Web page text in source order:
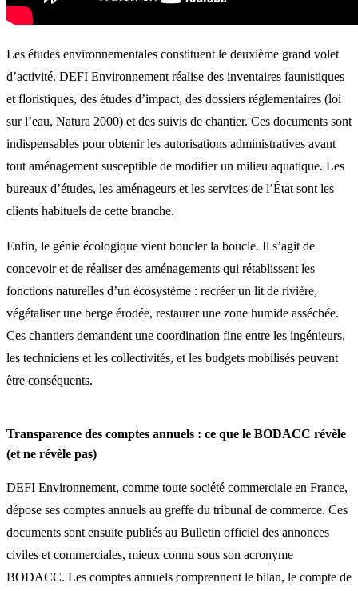
Les études environnementales constituent le deuxième grand volet
d’activité. DEFI Environnement réalise des inventaires faunistiques
et floristiques, des études d’impact, des dossiers réglementaires (loi
sur l’eau, Natura 2000) et des suivis de chantier. Ces documents sont
indispensables pour obtenir les autorisations administratives avant
tout aménagement susceptible de modifier un milieu aquatique. Les
bureaux d’études, les aménageurs et les services de l’État sont les
clients habituels de cette branche.
Enfin, le génie écologique vient boucler la boucle. Il s’agit de
concevoir et de réaliser des aménagements qui rétablissent les
fonctions naturelles d’un écosystème : recréer un lit de rivière,
végétaliser une berge érodée, restaurer une zone humide asséchée.
Ces chantiers demandent une coordination fine entre les ingénieurs,
les techniciens et les collectivités, et les budgets mobilisés peuvent
être conséquents.
Transparence des comptes annuels : ce que le BODACC révèle
(et ne révèle pas)
DEFI Environnement, comme toute société commerciale en France,
dépose ses comptes annuels au greffe du tribunal de commerce. Ces
documents sont ensuite publiés au Bulletin officiel des annonces
civiles et commerciales, mieux connu sous son acronyme
BODACC. Les comptes annuels comprennent le bilan, le compte de